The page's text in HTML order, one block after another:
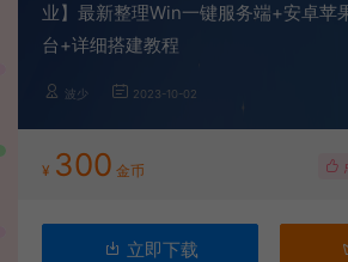
业】最新整理Win一键服务端+安卓苹
台+详细搭建教程
波少 2023-10-02
¥ 300 金币
立即下载